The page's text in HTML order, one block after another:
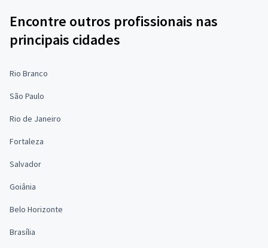
Encontre outros profissionais nas
principais cidades
Rio Branco
São Paulo
Rio de Janeiro
Fortaleza
Salvador
Goiânia
Belo Horizonte
Brasília